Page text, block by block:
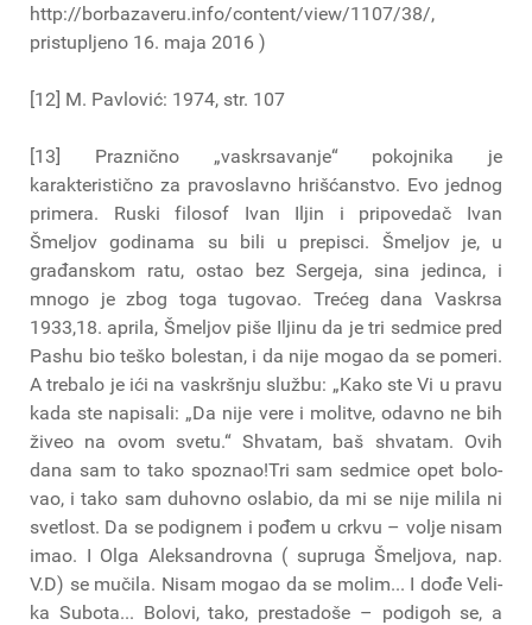
http://borbazaveru.info/content/view/1107/38/,
pristupljeno 16. maja 2016 )
[12] M. Pavlović: 1974, str. 107
[13] Praznično „vaskrsavanje“ pokojnika je
karakteristično za pravoslavno hrišćanstvo. Evo jednog
primera. Ruski filosof Ivan Iljin i pripovedač Ivan
Šmeljov godinama su bili u prepisci. Šmeljov je, u
građanskom ratu, ostao bez Sergeja, sina jedinca, i
mnogo je zbog toga tugovao. Tre­ćeg dana Vas­kr­sa
1933,18. apri­la, Šme­ljov piše Ilji­nu da je tri sed­mi­ce pred
Pas­hu bio teško bole­stan, i da nije mogao da se pomeri.
A tre­ba­lo je ići na vas­kr­šnju slu­žbu: „Kako ste Vi u pra­vu
kada ste napi­sa­li: „Da nije vere i moli­tve, odav­no ne bih
živeo na ovom sve­tu.“ Shva­tam, baš shva­tam. Ovih
dana sam to tako spo­znao!Tri sam sed­mi­ce opet bolo­
vao, i tako sam duhov­no osla­bio, da mi se nije mili­la ni
sve­tlost. Da se podig­nem i pođem u crkvu – volje nisam
imao. I Olga Alek­san­drov­na ( supruga Šmeljova, nap.
V.D) se muči­la. Nisam mogao da se molim... I dođe Veli­
ka Subo­ta... Bolo­vi, tako, pre­sta­do­še – podi­goh se, a